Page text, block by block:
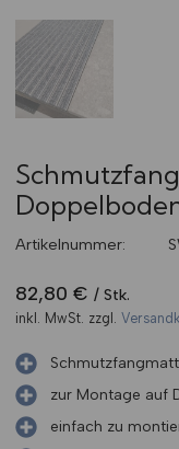
Artikelnummer:
82,80 € Stk.
inkl. MwSt. zzgl.
zur Montage auf
einfach zu